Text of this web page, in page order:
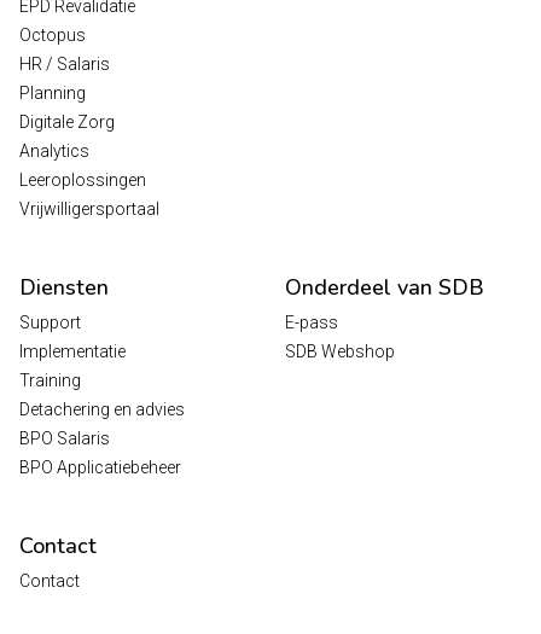
EPD Revalidatie
Octopus
HR / Salaris
Planning
Digitale Zorg
Analytics
Leeroplossingen
Vrijwilligersportaal
Diensten
Support
Implementatie
Training
Detachering en advies
BPO Salaris
BPO Applicatiebeheer
Onderdeel van SDB
E-pass
SDB Webshop
Contact
Contact